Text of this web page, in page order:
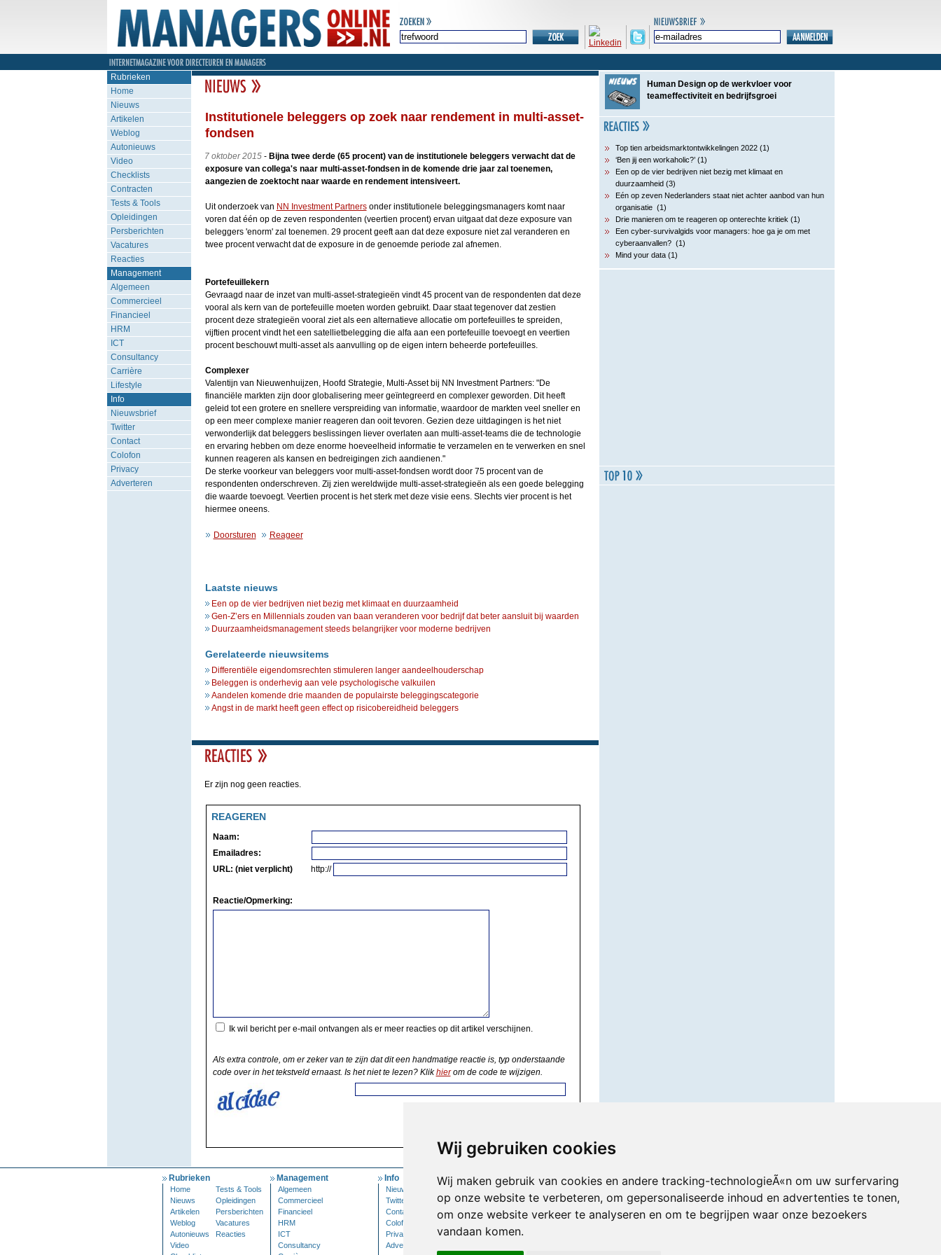
Wij gebruiken cookies
Wij maken gebruik van cookies en andere tracking-technologieÃ«n om uw surfervaring
op onze website te verbeteren, om gepersonaliseerde inhoud en advertenties te tonen,
om onze website verkeer te analyseren en om te begrijpen waar onze bezoekers
vandaan komen.
Rubrieken
Home
Nieuws
Artikelen
Weblog
Autonieuws
Video
Checklists
Contracten
Tests & Tools
Opleidingen
Persberichten
Vacatures
Reacties
Management
Algemeen
Commercieel
Financieel
HRM
ICT
Consultancy
Carrière
Lifestyle
Info
Nieuwsbrief
Twitter
Contact
Colofon
Privacy
Adverteren
Institutionele beleggers op zoek naar rendement in multi-asset-
fondsen
7 oktober 2015- Bijna twee derde (65 procent) van de institutionele beleggers verwacht dat de
exposure van collega's naar multi-asset-fondsen in de komende drie jaar zal toenemen,
aangezien de zoektocht naar waarde en rendement intensiveert.
Uit onderzoek van NN Investment Partnersonder institutionele beleggingsmanagers komt naar
voren dat één op de zeven respondenten (veertien procent) ervan uitgaat dat deze exposure van
beleggers 'enorm' zal toenemen. 29 procent geeft aan dat deze exposure niet zal veranderen en
twee procent verwacht dat de exposure in de genoemde periode zal afnemen.
Portefeuillekern
Gevraagd naar de inzet van multi-asset-strategieën vindt 45 procent van de respondenten dat deze
vooral als kern van de portefeuille moeten worden gebruikt. Daar staat tegenover dat zestien
procent deze strategieën vooral ziet als een alternatieve allocatie om portefeuilles te spreiden,
vijftien procent vindt het een satellietbelegging die alfa aan een portefeuille toevoegt en veertien
procent beschouwt multi-asset als aanvulling op de eigen intern beheerde portefeuilles.
Complexer
Valentijn van Nieuwenhuijzen, Hoofd Strategie, Multi-Asset bij NN Investment Partners: "De
financiële markten zijn door globalisering meer geïntegreerd en complexer geworden. Dit heeft
geleid tot een grotere en snellere verspreiding van informatie, waardoor de markten veel sneller en
op een meer complexe manier reageren dan ooit tevoren. Gezien deze uitdagingen is het niet
verwonderlijk dat beleggers beslissingen liever overlaten aan multi-asset-teams die de technologie
en ervaring hebben om deze enorme hoeveelheid informatie te verzamelen en te verwerken en snel
kunnen reageren als kansen en bedreigingen zich aandienen."
De sterke voorkeur van beleggers voor multi-asset-fondsen wordt door 75 procent van de
respondenten onderschreven. Zij zien wereldwijde multi-asset-strategieën als een goede belegging
die waarde toevoegt. Veertien procent is het sterk met deze visie eens. Slechts vier procent is het
hiermee oneens.
Doorsturen Reageer
Laatste nieuws
Een op de vier bedrijven niet bezig met klimaat en duurzaamheid
Gen-Z’ers en Millennials zouden van baan veranderen voor bedrijf dat beter aansluit bij waarden
Duurzaamheidsmanagement steeds belangrijker voor moderne bedrijven
Gerelateerde nieuwsitems
Differentiële eigendomsrechten stimuleren langer aandeelhouderschap
Beleggen is onderhevig aan vele psychologische valkuilen
Aandelen komende drie maanden de populairste beleggingscategorie
Angst in de markt heeft geen effect op risicobereidheid beleggers
Er zijn nog geen reacties.
REAGEREN
Naam:
Emailadres:
URL: (niet verplicht)
http://
Reactie/Opmerking:
Ik wil bericht per e-mail ontvangen als er meer reacties op dit artikel verschijnen.
Als extra controle, om er zeker van te zijn dat dit een handmatige reactie is, typ onderstaande
code over in het tekstveld ernaast. Is het niet te lezen? Klikhierom de code te wijzigen.
Human Design op de werkvloer voor
teameffectiviteit en bedrijfsgroei
Top tien arbeidsmarktontwikkelingen 2022 (1)
‘Ben jij een workaholic?’ (1)
Een op de vier bedrijven niet bezig met klimaat en
duurzaamheid (3)
Eén op zeven Nederlanders staat niet achter aanbod van hun
organisatie (1)
Drie manieren om te reageren op onterechte kritiek (1)
Een cyber-survivalgids voor managers: hoe ga je om met
cyberaanvallen? (1)
Mind your data (1)
Rubrieken
Home
Tests & Tools
Nieuws
Opleidingen
Artikelen
Persberichten
Weblog
Vacatures
Autonieuws
Reacties
Video
Management
Algemeen
Commercieel
Financieel
HRM
ICT
Consultancy
Info
Nieuwsbrief
Twitter
Contact
Colofon
Privacy
Adverteren
Mijn Account
Inloggen